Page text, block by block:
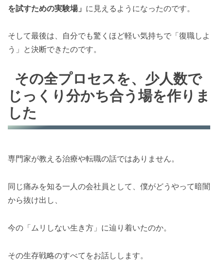
を試すための実験場」 に見えるようになったのです。
そして最後は、自分でも驚くほど軽い気持ちで「復職しよ
う」と決断できたのです。
その全プロセスを、少人数で
じっくり分かち合う場を作りま
した
専門家が教える治療や転職の話ではありません。
同じ痛みを知る一人の会社員として、僕がどうやって暗闇
から抜け出し、
今の「ムリしない生き方」に辿り着いたのか。
その生存戦略のすべてをお話しします。